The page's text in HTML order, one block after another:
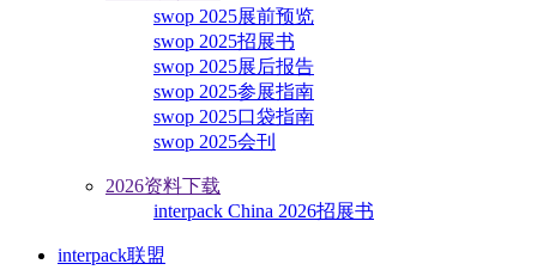
swop 2025展前预览
swop 2025招展书
swop 2025展后报告
swop 2025参展指南
swop 2025口袋指南
swop 2025会刊
2026资料下载
interpack China 2026招展书
interpack联盟